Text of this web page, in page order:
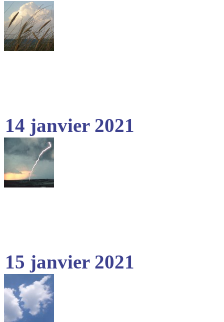
14 janvier 2021
15 janvier 2021